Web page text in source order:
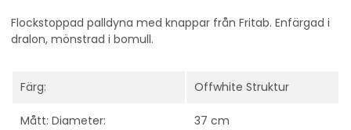
Flockstoppad palldyna med knappar från Fritab. Enfärgad i
dralon, mönstrad i bomull.
Färg: Offwhite Struktur
Mått: Diameter: 37 cm